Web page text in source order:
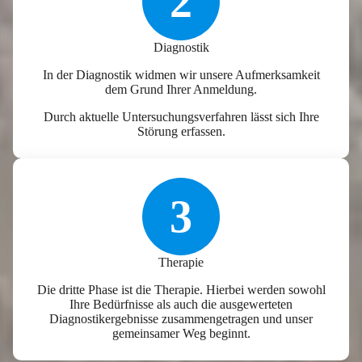
Diagnostik
In der Diagnostik widmen wir unsere Aufmerksamkeit
dem Grund Ihrer Anmeldung.
Durch aktuelle Untersuchungsverfahren lässt sich Ihre
Störung erfassen.
3
Therapie
Die dritte Phase ist die Therapie. Hierbei werden sowohl
Ihre Bedürfnisse als auch die ausgewerteten
Diagnostikergebnisse zusammengetragen und unser
gemeinsamer Weg beginnt.